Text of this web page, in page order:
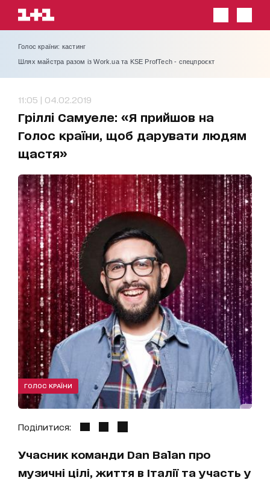
Голос країни: кастинг
Шлях майстра разом із Work.ua та KSE ProfTech - спецпроєкт
11:05 | 04.02.2019
Гріллі Самуеле: «Я прийшов на
Голос країни, щоб дарувати людям
щастя»
ГОЛОС КРАЇНИ
Поділитися:
Учасник команди Dan Balan про
музичні цілі, життя в Італії та участь у